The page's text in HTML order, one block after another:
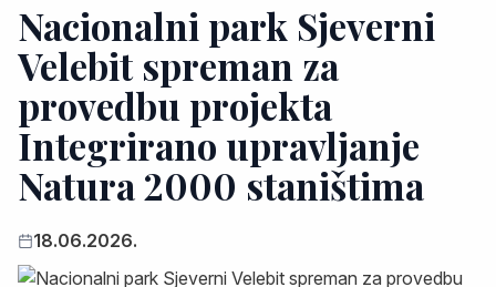
Nacionalni park Sjeverni
Velebit spreman za
provedbu projekta
Integrirano upravljanje
Natura 2000 staništima
18.06.2026.